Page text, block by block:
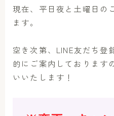
現在、平日夜と土曜日の
ます。
空き次第、LINE友だち登
的にご案内しております
いいたします！